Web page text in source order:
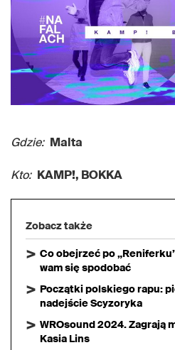
Gdzie: Malta
Kto: KAMP!, BOKKA
Zobacz także
Co obejrzeć po
wam się spodobać
Początki polskiego rapu:
nadejście Scyzoryka
WROsound 2024. Zagrają
Kasia Lins